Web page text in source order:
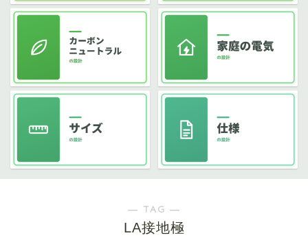
― TAG ―
LA接地極